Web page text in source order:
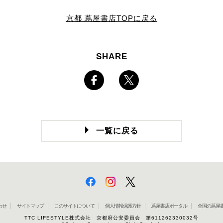
京都 蔦屋書店TOPに戻る
SHARE
一覧に戻る
せ サイトマップ このサイトについて 個人情報保護方針 蔦屋書店ポータル 全国の蔦屋
TTC LIFESTYLE株式会社 京都府公安委員会 第611262330032号